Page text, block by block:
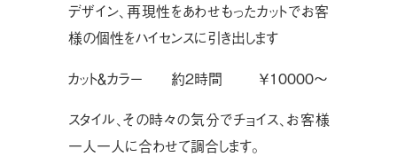
デザイン、再現性をあわせもったカットでお客
様の個性をハイセンスに引き出します
カット＆カラー 約2時間 ￥10000〜
スタイル、その時々の気分でチョイス、お客様
一人一人に合わせて調合します。